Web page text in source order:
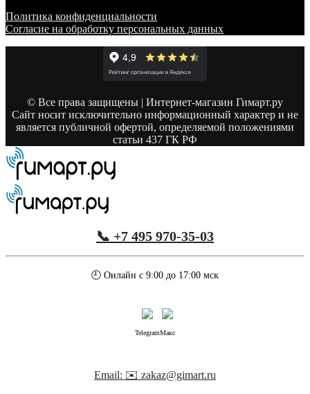
Политика конфиденциальности
Согласие на обработку персональных данных
© Все права защищены | Интернет-магазин Гимарт.ру
Сайт носит исключительно информационный характер и не
является публичной офертой, определяемой положениями
статьи 437 ГК РФ
📞 +7 495 970-35-03
🕘 Онлайн с 9:00 до 17:00 мск
TelegramМакс
Email: ✉️ zakaz@gimart.ru